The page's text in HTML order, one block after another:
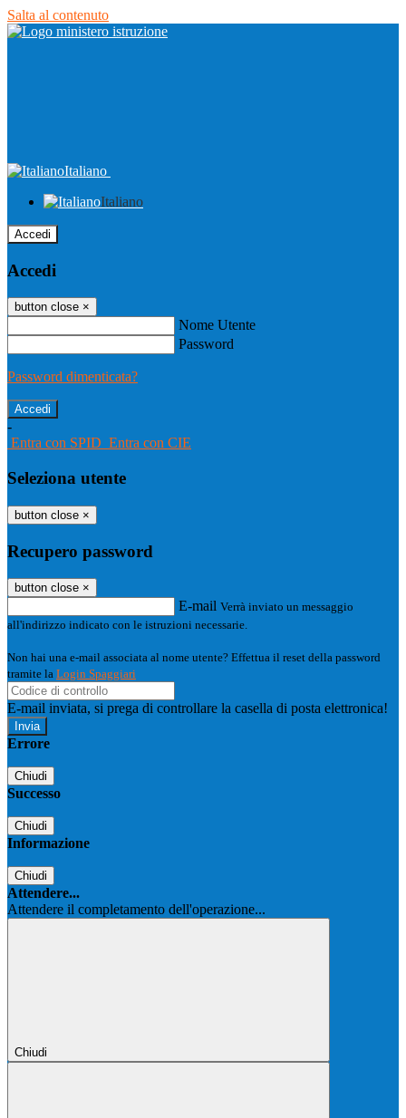
Salta al contenuto
Italiano
Italiano
Accedi
Accedi
button close ×
Nome Utente
Password
Password dimenticata?
-
Entra con SPID Entra con CIE
Seleziona utente
button close ×
Recupero password
button close ×
E-mail Verrà inviato un messaggio
all'indirizzo indicato con le istruzioni necessarie.
Non hai una e-mail associata al nome utente? Effettua il reset della password
tramite la Login Spaggiari
E-mail inviata, si prega di controllare la casella di posta elettronica!
Errore
Chiudi
Successo
Chiudi
Informazione
Chiudi
Attendere...
Attendere il completamento dell'operazione...
Chiudi